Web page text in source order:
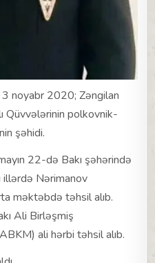
noyabr 2020; Zəngilan
Qüvvələrinin polkovnik-
şəhidi.
22-də Bakı şəhərində
Nərimanov
məktəbdə təhsil alıb.
Ali Birləşmiş
ali hərbi təhsil alıb.